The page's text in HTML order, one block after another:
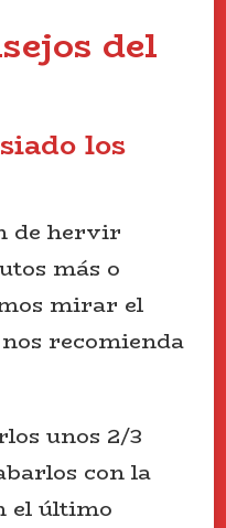
del
los
de hervir
más o
mirar el
recomienda
unos 2/3
con la
el último